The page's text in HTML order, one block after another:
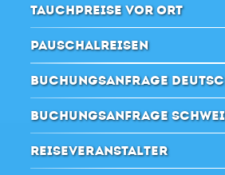
TAUCHPREISE VOR ORT
PAUSCHALREISEN
BUCHUNGSANFRAGE
BUCHUNGSANFRAGE
REISEVERANSTALTER